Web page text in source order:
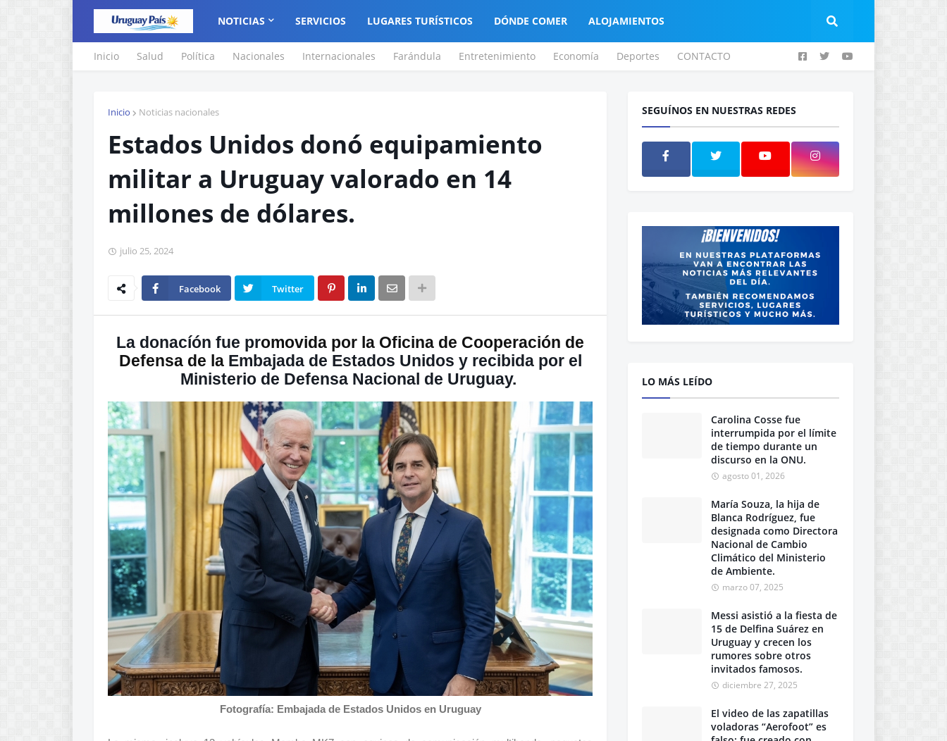
NOTICIAS SERVICIOS LUGARES TURÍSTICOS DÓNDE COMER ALOJAMIENTOS
Inicio Salud Política Nacionales Internacionales Farándula Entretenimiento Economía Deportes CONTACTO
Inicio Noticias nacionales
Estados Unidos donó equipamiento
militar a Uruguay valorado en 14
millones de dólares.
julio 25, 2024
Facebook Twitter
La donacíón fue promovida por la Oficina de Cooperación de
Defensa de la Embajada de Estados Unidos y recibida por el
Ministerio de Defensa Nacional de Uruguay.
Fotografía: Embajada de Estados Unidos en Uruguay
SEGUÍNOS EN NUESTRAS REDES
LO MÁS LEÍDO
Carolina Cosse fue
interrumpida por el límite
de tiempo durante un
discurso en la ONU.
agosto 01, 2026
María Souza, la hija de
Blanca Rodríguez, fue
designada como Directora
Nacional de Cambio
Climático del Ministerio
de Ambiente.
marzo 07, 2025
Messi asistió a la fiesta de
15 de Delfina Suárez en
Uruguay y crecen los
rumores sobre otros
invitados famosos.
diciembre 27, 2025
El video de las zapatillas
voladoras “Aerofoot” es